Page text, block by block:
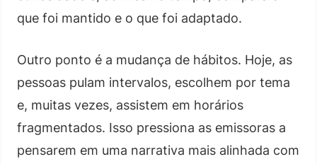
que foi mantido e o que foi adaptado.
Outro ponto é a mudança de hábitos. Hoje, as
pessoas pulam intervalos, escolhem por tema
e, muitas vezes, assistem em horários
fragmentados. Isso pressiona as emissoras a
pensarem em uma narrativa mais alinhada com